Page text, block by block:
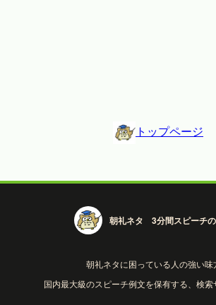
トップページ
朝礼ネタ 3分間スピーチ
朝礼ネタに困っている人の強い味
国内最大級のスピーチ例文を保有する、検索